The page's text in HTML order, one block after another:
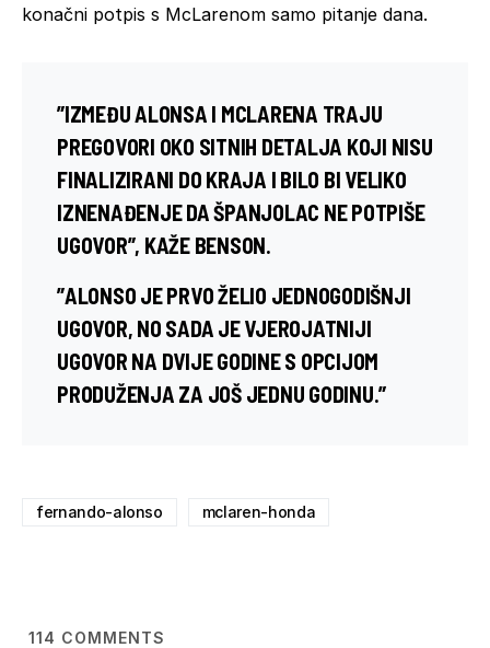
konačni potpis s McLarenom samo pitanje dana.
”IZMEĐU ALONSA I MCLARENA TRAJU
PREGOVORI OKO SITNIH DETALJA KOJI NISU
FINALIZIRANI DO KRAJA I BILO BI VELIKO
IZNENAĐENJE DA ŠPANJOLAC NE POTPIŠE
UGOVOR”, KAŽE BENSON.
”ALONSO JE PRVO ŽELIO JEDNOGODIŠNJI
UGOVOR, NO SADA JE VJEROJATNIJI
UGOVOR NA DVIJE GODINE S OPCIJOM
PRODUŽENJA ZA JOŠ JEDNU GODINU.”
fernando-alonso mclaren-honda
114 COMMENTS